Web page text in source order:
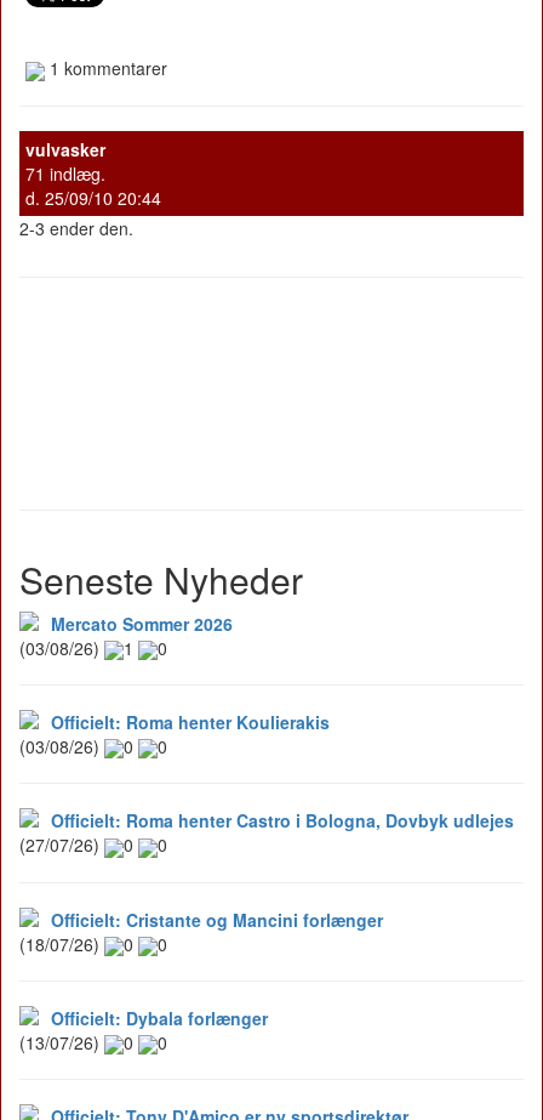
1 kommentarer
vulvasker
71 indlæg.
d. 25/09/10 20:44
2-3 ender den.
Seneste Nyheder
Mercato Sommer 2026
(03/08/26)
1 0
Officielt: Roma henter Koulierakis
(03/08/26)
0 0
Officielt: Roma henter Castro i Bologna, Dovbyk udlejes
(27/07/26)
0 0
Officielt: Cristante og Mancini forlænger
(18/07/26)
0 0
Officielt: Dybala forlænger
(13/07/26)
0 0